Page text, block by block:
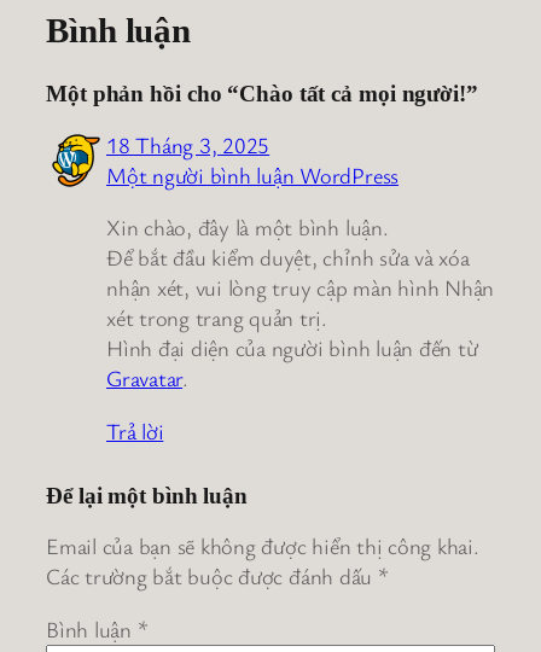
Bình luận
Một phản hồi cho “Chào tất cả mọi người!”
18 Tháng 3, 2025
Một người bình luận WordPress
Xin chào, đây là một bình luận.
Để bắt đầu kiểm duyệt, chỉnh sửa và xóa
nhận xét, vui lòng truy cập màn hình Nhận
xét trong trang quản trị.
Hình đại diện của người bình luận đến từ
Gravatar.
Trả lời
Để lại một bình luận
Email của bạn sẽ không được hiển thị công khai.
Các trường bắt buộc được đánh dấu *
Bình luận *